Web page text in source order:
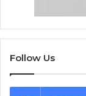
Follow Us